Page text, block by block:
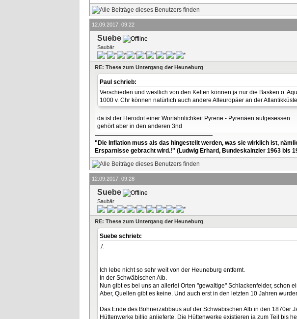
12.09.2017, 09:22
Suebe
Saubär
RE: These zum Untergang der Heuneburg
Paul schrieb:
Verschieden und westlich von den Kelten können ja nur die Basken o.
1000 v. Chr können natürlich auch andere Alteuropäer an der
da ist der Herodot einer Wortähnlichkeit Pyrene - Pyrenäen aufgesessen.
gehört aber in den anderen 3nd
"Die Inflation muss als das hingestellt werden, was sie wirklich ist,
Ersparnisse gebracht wird.!" (Ludwig Erhard, Bundeskalnzler 1963 bis
12.09.2017, 09:28
Suebe
Saubär
RE: These zum Untergang der Heuneburg
Suebe schrieb:
./.
Ich lebe nicht so sehr weit von der Heuneburg entfernt.
In der Schwäbischen Alb.
Nun gibt es bei uns an allerlei Orten "gewaltige" Schlackenfelder, schon
Aber, Quellen gibt es keine. Und auch erst in den letzten 10 Jahren
Das Ende des Bohnerzabbaus auf der Schwäbischen Alb in den
Hüttenwerke billig anlieferte. Die Hüttenwerke existieren ja zum Teil bis